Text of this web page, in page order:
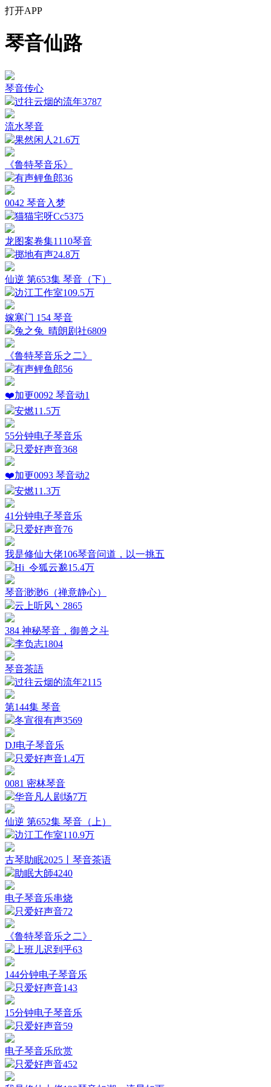
打开APP
琴音仙路
琴音传心
过往云烟的流年3787
流水琴音
果然闲人 21.6万
《鲁特琴音乐》
有声鲤鱼郎36
0042 琴音入梦
猫猫宅呀Cc5375
龙图案卷集1110琴音
掷地有声24.8万
仙逆 第653集 琴音（下）
边江工作室109.5万
嫁寒门 154 琴音
兔之兔_晴朗剧社6809
《鲁特琴音乐之二》
有声鲤鱼郎56
❤️加更0092 琴音动1
安燃11.5万
55分钟电子琴音乐
只爱好声音368
❤️加更0093 琴音动2
安燃11.3万
41分钟电子琴音乐
只爱好声音76
我是修仙大佬106琴音问道，以一挑五
Hi_令狐云邈15.4万
琴音渺渺6（禅意静心）
云上听风丶 2865
384 神秘琴音，御兽之斗
李负志1804
琴音茶語
过往云烟的流年2115
第144集 琴音
冬宣很有声3569
DJ电子琴音乐
只爱好声音1.4万
0081 密林琴音
华音凡人剧场7万
仙逆 第652集 琴音（上）
边江工作室110.9万
古琴助眠2025丨琴音茶语
助眠大師4240
电子琴音乐串烧
只爱好声音72
《鲁特琴音乐之二》
上班儿迟到乎63
144分钟电子琴音乐
只爱好声音143
15分钟电子琴音乐
只爱好声音59
电子琴音乐欣赏
只爱好声音452